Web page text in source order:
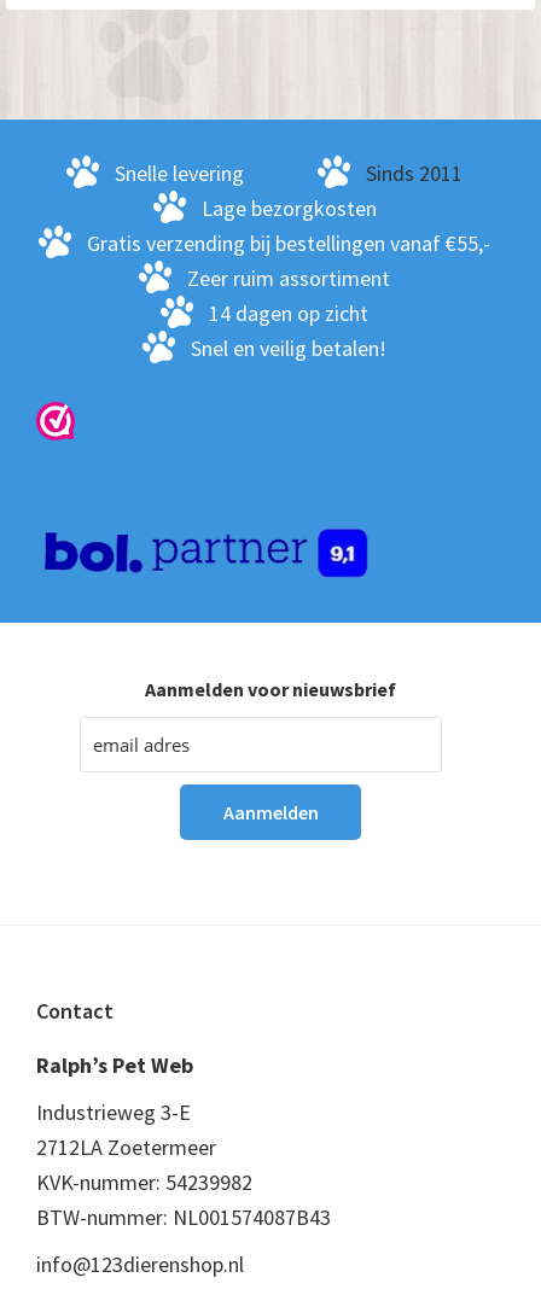
Snelle levering
Sinds 2011
Lage bezorgkosten
Gratis verzending bij bestellingen vanaf €55,-
Zeer ruim assortiment
14 dagen op zicht
Snel en veilig betalen!
Aanmelden voor nieuwsbrief
Footer
Contact
Ralph’s Pet Web
Industrieweg 3-E
2712LA Zoetermeer
KVK-nummer: 54239982
BTW-nummer: NL001574087B43
info@123dierenshop.nl